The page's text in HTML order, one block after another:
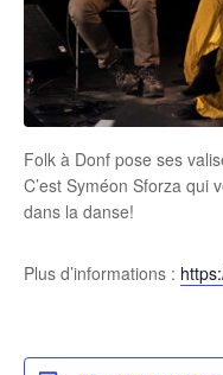
Folk à Donf pose ses
C’est Syméon Sforza qui
dans la danse!
Plus d’informations :